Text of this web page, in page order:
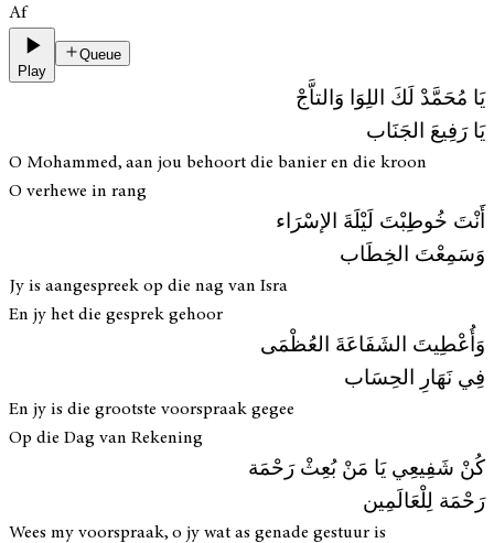
Af
Play
Queue
يَا مُحَمَّدْ لَكَ اللِوَا وَالتاَّجْ
يَا رَفِيعَ الجَنَاب
O Mohammed, aan jou behoort die banier en die kroon
O verhewe in rang
أَنْتَ خُوطِبْتَ لَيْلَةَ الإسْرَاء
وَسَمِعْتَ الخِطَاب
Jy is aangespreek op die nag van Isra
En jy het die gesprek gehoor
وَأُعْطِيتَ الشَفَاعَةَ العُظْمَى
فِي نَهَارِ الحِسَاب
En jy is die grootste voorspraak gegee
Op die Dag van Rekening
كُنْ شَفِيعِي يَا مَنْ بُعِثْ رَحْمَة
رَحْمَة لِلْعَالَمِين
Wees my voorspraak, o jy wat as genade gestuur is